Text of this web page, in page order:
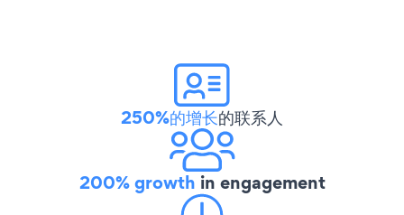
250%的增长的联系人
200% growth in engagement